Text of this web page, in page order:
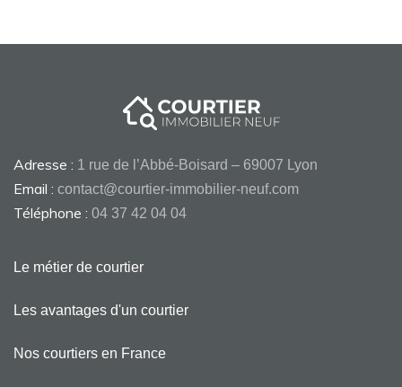
Adresse : 1 rue de l’Abbé-Boisard – 69007 Lyon
Email : contact@courtier-immobilier-neuf.com
Téléphone : 04 37 42 04 04
Le métier de courtier
Les avantages d'un courtier
Nos courtiers en France